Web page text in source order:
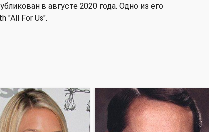
в августе 2020 года. Одно из его
"All For Us".